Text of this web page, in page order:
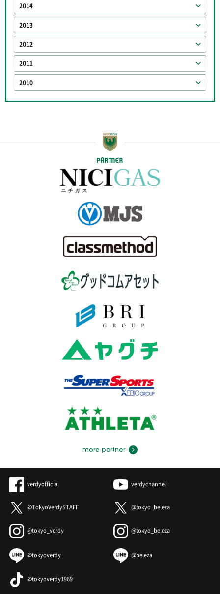
2014
2013
2012
2011
2010
PARTNER
more partner
verdyofficial verdychannel
@TokyoVerdySTAFF @tokyo_beleza
@tokyo_verdy @tokyo_beleza
@tokyoverdy @beleza
@tokyoverdy1969